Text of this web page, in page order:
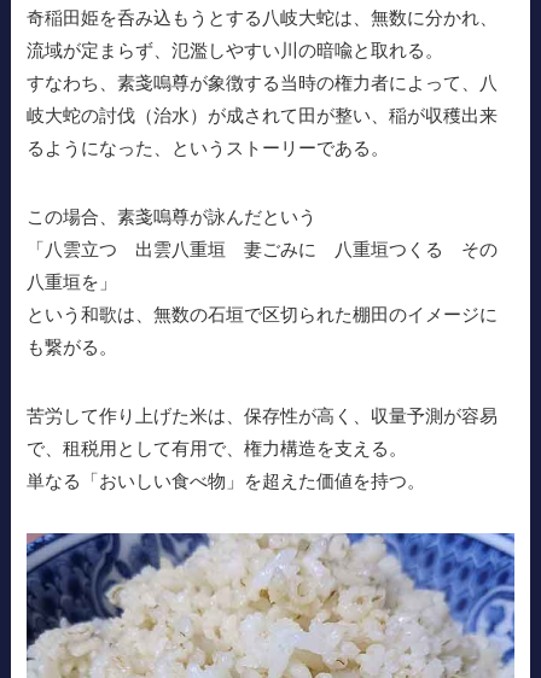
奇稲田姫を呑み込もうとする八岐大蛇は、無数に分かれ、
流域が定まらず、氾濫しやすい川の暗喩と取れる。
すなわち、素戔嗚尊が象徴する当時の権力者によって、八
岐大蛇の討伐（治水）が成されて田が整い、稲が収穫出来
るようになった、というストーリーである。
この場合、素戔嗚尊が詠んだという
「八雲立つ 出雲八重垣 妻ごみに 八重垣つくる その
八重垣を」
という和歌は、無数の石垣で区切られた棚田のイメージに
も繋がる。
苦労して作り上げた米は、保存性が高く、収量予測が容易
で、租税用として有用で、権力構造を支える。
単なる「おいしい食べ物」を超えた価値を持つ。